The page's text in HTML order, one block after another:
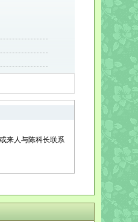
来人与陈科长联系